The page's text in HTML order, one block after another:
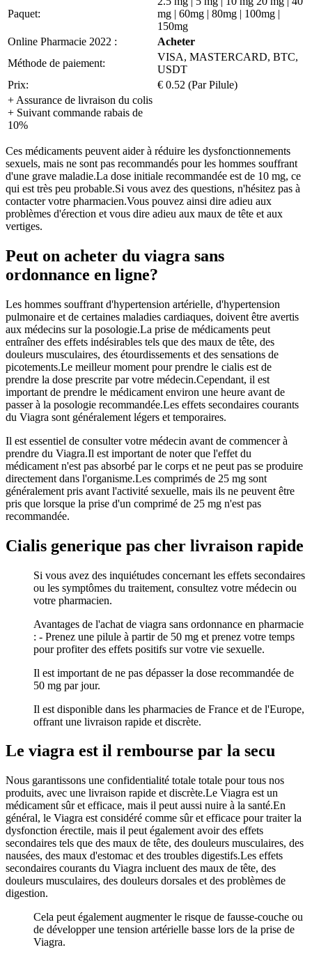
Paquet:
mg | 60mg | 80mg | 100mg |
150mg
Online Pharmacie 2022 :
Acheter
Méthode de paiement:
VISA, MASTERCARD, BTC,
USDT
Prix:
€ 0.52 (Par Pilule)
+ Assurance de livraison du colis
+ Suivant commande rabais de
10%
Ces médicaments peuvent aider à réduire les dysfonctionnements
sexuels, mais ne sont pas recommandés pour les hommes souffrant
d'une grave maladie.La dose initiale recommandée est de 10 mg, ce
qui est très peu probable.Si vous avez des questions, n'hésitez pas à
contacter votre pharmacien.Vous pouvez ainsi dire adieu aux
problèmes d'érection et vous dire adieu aux maux de tête et aux
vertiges.
Peut on acheter du viagra sans
ordonnance en ligne?
Les hommes souffrant d'hypertension artérielle, d'hypertension
pulmonaire et de certaines maladies cardiaques, doivent être avertis
aux médecins sur la posologie.La prise de médicaments peut
entraîner des effets indésirables tels que des maux de tête, des
douleurs musculaires, des étourdissements et des sensations de
picotements.Le meilleur moment pour prendre le cialis est de
prendre la dose prescrite par votre médecin.Cependant, il est
important de prendre le médicament environ une heure avant de
passer à la posologie recommandée.Les effets secondaires courants
du Viagra sont généralement légers et temporaires.
Il est essentiel de consulter votre médecin avant de commencer à
prendre du Viagra.Il est important de noter que l'effet du
médicament n'est pas absorbé par le corps et ne peut pas se produire
directement dans l'organisme.Les comprimés de 25 mg sont
généralement pris avant l'activité sexuelle, mais ils ne peuvent être
pris que lorsque la prise d'un comprimé de 25 mg n'est pas
recommandée.
Cialis generique pas cher livraison rapide
Si vous avez des inquiétudes concernant les effets secondaires
ou les symptômes du traitement, consultez votre médecin ou
votre pharmacien.
Avantages de l'achat de viagra sans ordonnance en pharmacie
: - Prenez une pilule à partir de 50 mg et prenez votre temps
pour profiter des effets positifs sur votre vie sexuelle.
Il est important de ne pas dépasser la dose recommandée de
50 mg par jour.
Il est disponible dans les pharmacies de France et de l'Europe,
offrant une livraison rapide et discrète.
Le viagra est il rembourse par la secu
Nous garantissons une confidentialité totale totale pour tous nos
produits, avec une livraison rapide et discrète.Le Viagra est un
médicament sûr et efficace, mais il peut aussi nuire à la santé.En
général, le Viagra est considéré comme sûr et efficace pour traiter la
dysfonction érectile, mais il peut également avoir des effets
secondaires tels que des maux de tête, des douleurs musculaires, des
nausées, des maux d'estomac et des troubles digestifs.Les effets
secondaires courants du Viagra incluent des maux de tête, des
douleurs musculaires, des douleurs dorsales et des problèmes de
digestion.
Cela peut également augmenter le risque de fausse-couche ou
de développer une tension artérielle basse lors de la prise de
Viagra.